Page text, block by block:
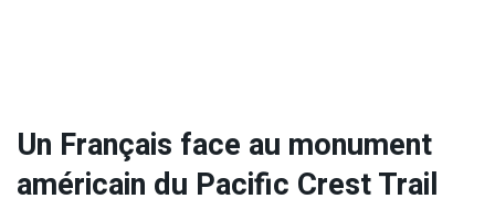
Un Français face au monument
américain du Pacific Crest Trail